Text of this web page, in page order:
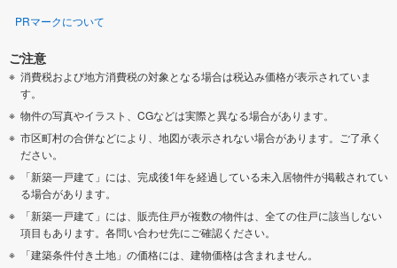
PRマークについて
ご注意
消費税および地方消費税の対象となる場合は税込み価格が表示されていま
す。
物件の写真やイラスト、CGなどは実際と異なる場合があります。
市区町村の合併などにより、地図が表示されない場合があります。ご了承く
ださい。
「新築一戸建て」には、完成後1年を経過している未入居物件が掲載されてい
る場合があります。
「新築一戸建て」には、販売住戸が複数の物件は、全ての住戸に該当しない
項目もあります。各問い合わせ先にご確認ください。
「建築条件付き土地」の価格には、建物価格は含まれません。